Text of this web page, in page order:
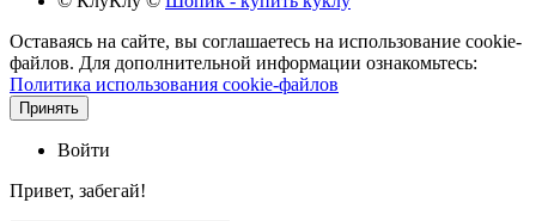
Оставаясь на сайте, вы соглашаетесь на использование cookie-
файлов. Для дополнительной информации ознакомьтесь:
Политика использования cookie-файлов
Принять
Войти
Привет, забегай!